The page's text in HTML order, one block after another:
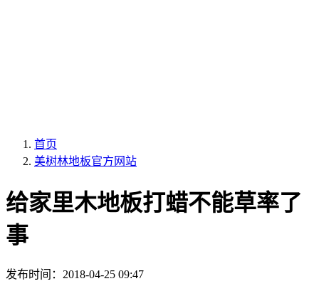
首页
美树林地板官方网站
给家里木地板打蜡不能草率了
事
发布时间： 2018-04-25 09:47